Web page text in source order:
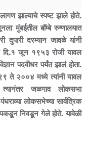
झाल्याचे स्पष्ट झाले होते.
मुंबईतील बॉम्बे रुग्णालयात
दुपारी दरम्यान जावळे यांनी
दि.१ जून १९५३ रोजी यावल
पदवीधर पर्यंत झालं होता.
ते २००४ मध्ये त्यांनी यावल
त्यानंतर जळगाव लोकसभा
लोकसभेच्या सार्वत्रिक
निवडून गेले होते. यावेळी